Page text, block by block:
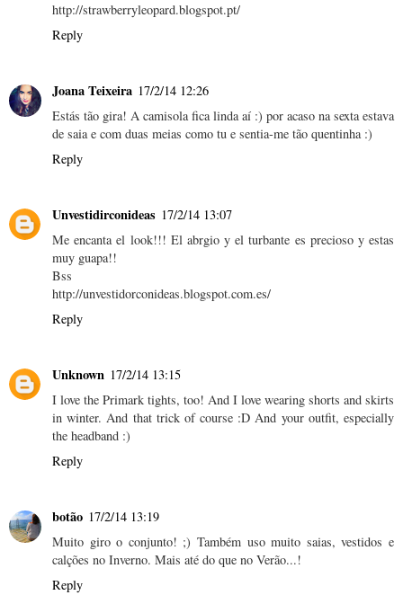
http://strawberryleopard.blogspot.pt/
Reply
Joana Teixeira 17/2/14 12:26
Estás tão gira! A camisola fica linda aí :) por acaso na sexta estava
de saia e com duas meias como tu e sentia-me tão quentinha :)
Reply
Unvestidirconideas 17/2/14 13:07
Me encanta el look!!! El abrgio y el turbante es precioso y estas
muy guapa!!
Bss
http://unvestidorconideas.blogspot.com.es/
Reply
Unknown 17/2/14 13:15
I love the Primark tights, too! And I love wearing shorts and skirts
in winter. And that trick of course :D And your outfit, especially
the headband :)
Reply
botão 17/2/14 13:19
Muito giro o conjunto! ;) Também uso muito saias, vestidos e
calções no Inverno. Mais até do que no Verão...!
Reply